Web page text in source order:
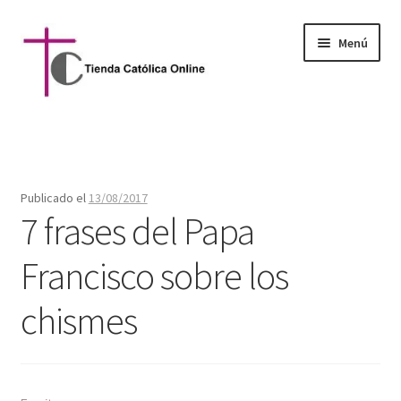
navegación
contenido
Menú
Joyas y complementos
Litúrgicos
Infantil y juvenil
Publicado el 13/08/2017
7 frases del Papa
Francisco sobre los
chismes